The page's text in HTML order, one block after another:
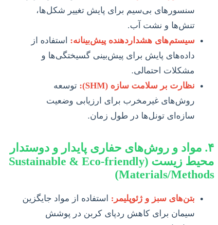
سنسورهای بی‌سیم برای پایش تغییر شکل‌ها،
تنش‌ها و نشت آب.
سیستم‌های هشداردهنده پیش‌بینانه: استفاده از
داده‌های پایش برای پیش‌بینی گسیختگی‌ها و
مشکلات احتمالی.
نظارت بر سلامت سازه (SHM):
توسعه
روش‌های غیرمخرب برای ارزیابی وضعیت
سازه‌ای تونل‌ها در طول زمان.
۴. مواد و روش‌های حفاری پایدار و دوستدار
محیط زیست (Sustainable & Eco-friendly
Materials/Methods)
بتن‌های سبز و ژئوپلیمر: استفاده از مواد جایگزین
سیمان برای کاهش ردپای کربن در پوشش